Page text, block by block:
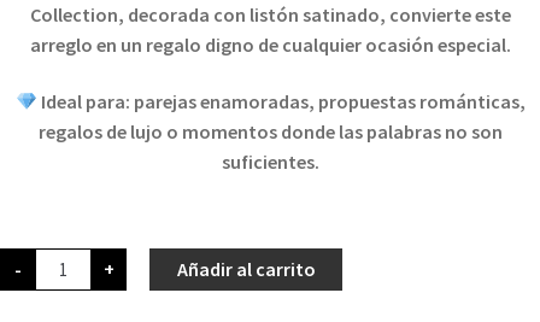
Collection, decorada con listón satinado, convierte este
arreglo en un regalo digno de cualquier ocasión especial.
Ideal para: parejas enamoradas, propuestas románticas,
regalos de lujo o momentos donde las palabras no son
suficientes.
- + Añadir al carrito